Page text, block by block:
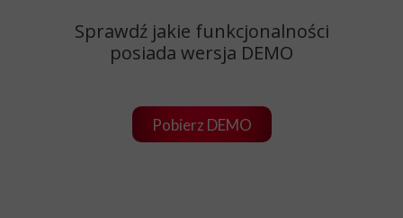
Pobierz DEMO
Sprawdź jakie funkcjonalności
posiada wersja DEMO